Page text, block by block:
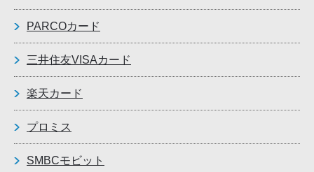
PARCOカード
三井住友VISAカード
楽天カード
プロミス
SMBCモビット